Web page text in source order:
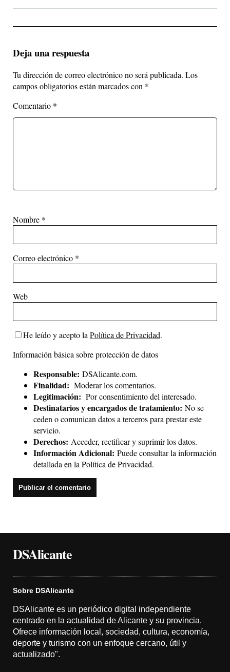
Deja una respuesta
Tu dirección de correo electrónico no será publicada. Los
campos obligatorios están marcados con *
Comentario *
Nombre *
Correo electrónico *
Web
He leído y acepto la Política de Privacidad.
Información básica sobre protección de datos
Responsable: DSAlicante.com.
Finalidad: Moderar los comentarios.
Legitimación: Por consentimiento del interesado.
Destinatarios y encargados de tratamiento: No se
ceden o comunican datos a terceros para prestar este
servicio.
Derechos: Acceder, rectificar y suprimir los datos.
Información Adicional: Puede consultar la información
detallada en la Política de Privacidad.
DSAlicante
Sobre DSAlicante
DSAlicante es un periódico digital independiente
centrado en la actualidad de Alicante y su provincia.
Ofrece información local, sociedad, cultura, economía,
deporte y turismo con un enfoque cercano, útil y
actualizado".